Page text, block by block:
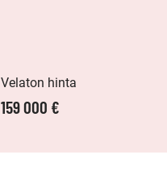
Velaton hinta
159 000 €